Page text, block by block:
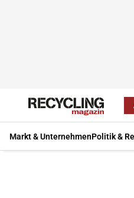
Markt & UnternehmenPolitik &